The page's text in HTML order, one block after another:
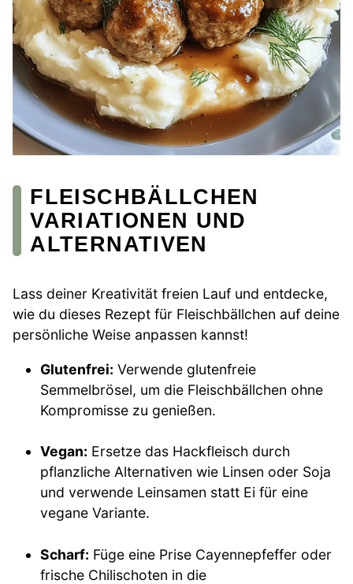
FLEISCHBÄLLCHEN
VARIATIONEN UND
ALTERNATIVEN
Lass deiner Kreativität freien Lauf und entdecke,
wie du dieses Rezept für Fleischbällchen auf deine
persönliche Weise anpassen kannst!
Glutenfrei: Verwende glutenfreie
Semmelbrösel, um die Fleischbällchen ohne
Kompromisse zu genießen.
Vegan: Ersetze das Hackfleisch durch
pflanzliche Alternativen wie Linsen oder Soja
und verwende Leinsamen statt Ei für eine
vegane Variante.
Scharf: Füge eine Prise Cayennepfeffer oder
frische Chilischoten in die